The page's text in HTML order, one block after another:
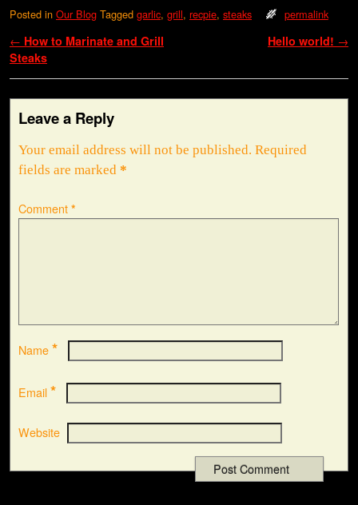
Posted in Our Blog Tagged garlic, grill, recpie, steaks permalink
Post navigation
← How to Marinate and Grill
Steaks
Hello world! →
Leave a Reply
Your email address will not be published. Required
fields are marked *
Comment *
Name *
Email *
Website